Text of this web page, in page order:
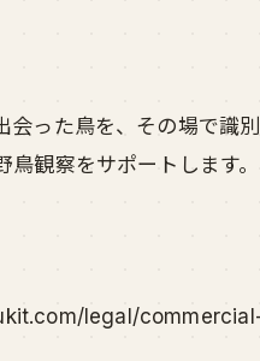
った鳥を、その場で識
観察をサポートします。
legal/